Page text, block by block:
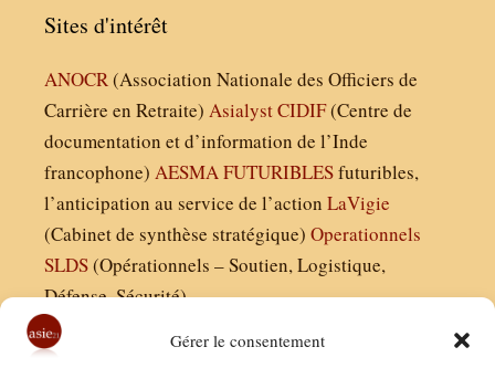
Gérer le consentement
Sites d'intérêt
ANOCR(Association Nationale des Officiers de
Carrière en Retraite) AsialystCIDIF(Centre de
documentation et d’information de l’Inde
francophone) AESMAFUTURIBLESfuturibles,
l’anticipation au service de l’action LaVigie
(Cabinet de synthèse stratégique) Operationnels
SLDS(Opérationnels – Soutien, Logistique,
Défense, Sécurité)